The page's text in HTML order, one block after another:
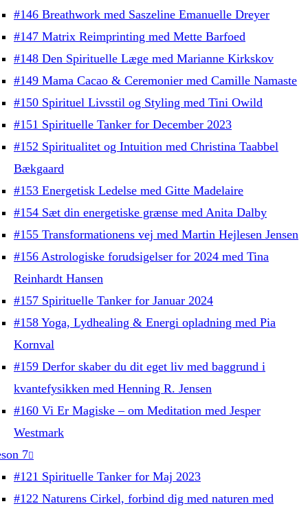
#146 Breathwork med Saszeline Emanuelle Dreyer
#147 Matrix Reimprinting med Mette Barfoed
#148 Den Spirituelle Læge med Marianne Kirkskov
#149 Mama Cacao & Ceremonier med Camille Namaste
#150 Spirituel Livsstil og Styling med Tini Owild
#151 Spirituelle Tanker for December 2023
#152 Spiritualitet og Intuition med Christina Taabbel
Bækgaard
#153 Energetisk Ledelse med Gitte Madelaire
#154 Sæt din energetiske grænse med Anita Dalby
#155 Transformationens vej med Martin Hejlesen Jensen
#156 Astrologiske forudsigelser for 2024 med Tina
Reinhardt Hansen
#157 Spirituelle Tanker for Januar 2024
#158 Yoga, Lydhealing & Energi opladning med Pia
Kornval
#159 Derfor skaber du dit eget liv med baggrund i
kvantefysikken med Henning R. Jensen
#160 Vi Er Magiske – om Meditation med Jesper
Westmark
7
#121 Spirituelle Tanker for Maj 2023
#122 Naturens Cirkel, forbind dig med naturen med